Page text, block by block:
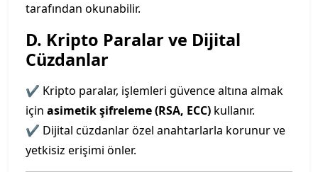
tarafından okunabilir.
D. Kripto Paralar ve Dijital
Cüzdanlar
✔ Kripto paralar, işlemleri güvence altına almak
için asimetik şifreleme (RSA, ECC) kullanır.
✔ Dijital cüzdanlar özel anahtarlarla korunur ve
yetkisiz erişimi önler.